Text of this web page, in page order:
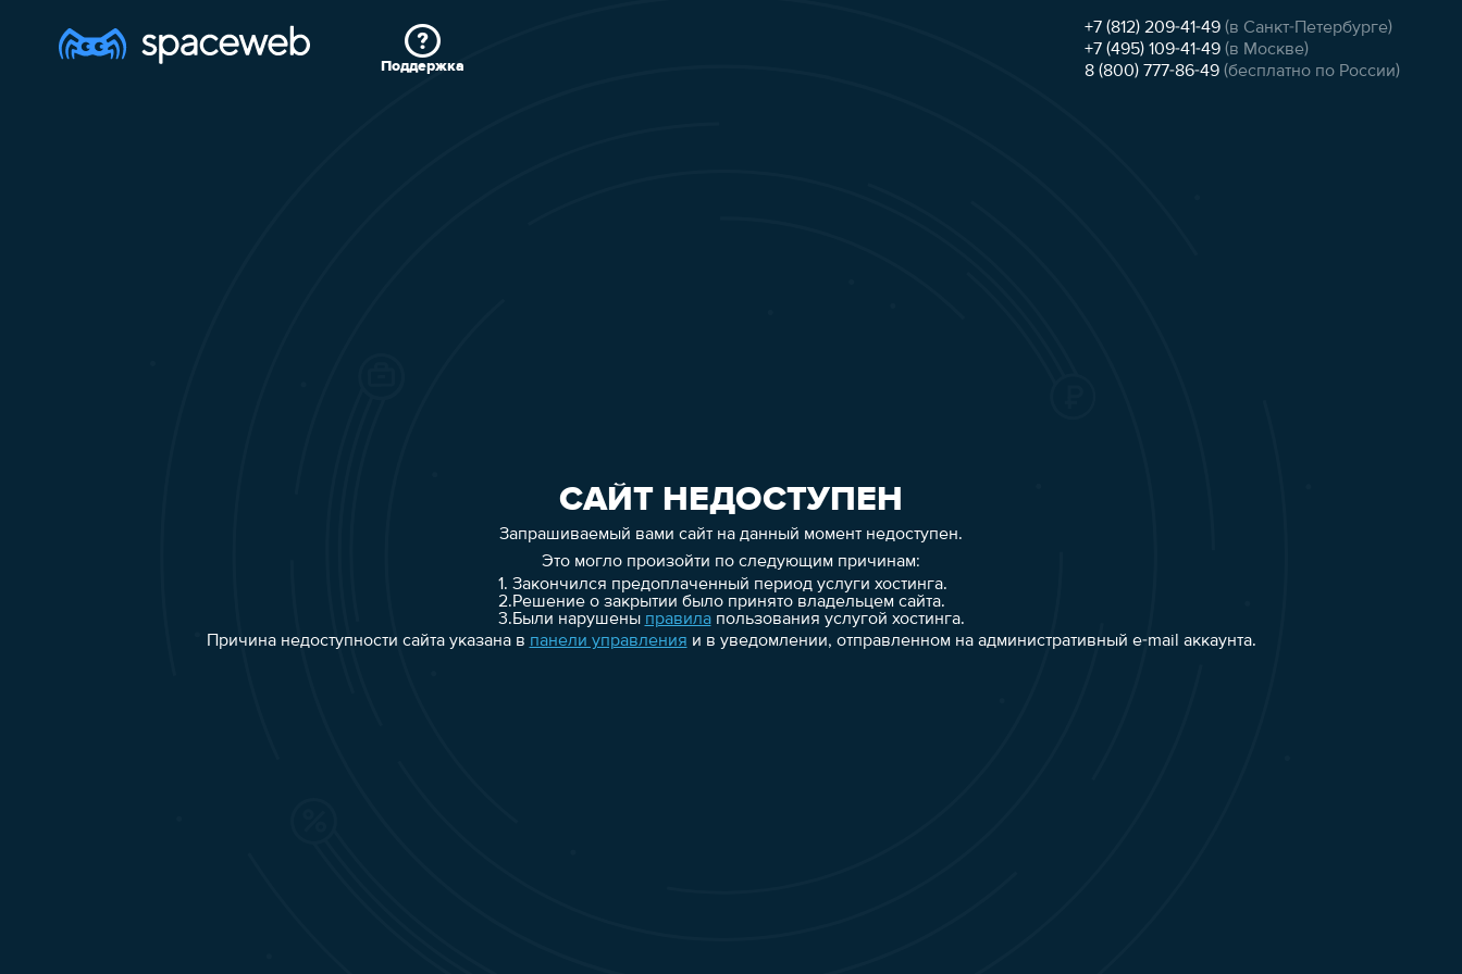
Поддержка
+7 (812) 209-41-49 (в Санкт-Петербурге)
+7 (495) 109-41-49 (в Москве)
8 (800) 777-86-49 (бесплатно по России)
САЙТ НЕДОСТУПЕН
Запрашиваемый вами сайт на данный момент недоступен.
Это могло произойти по следующим причинам:
1. Закончился предоплаченный период услуги хостинга.
2.Решение о закрытии было принято владельцем сайта.
3.Были нарушены правилапользования услугой хостинга.
Причина недоступности сайта указана в панели управления и в уведомлении, отправленном на административный e-mail аккаунта.